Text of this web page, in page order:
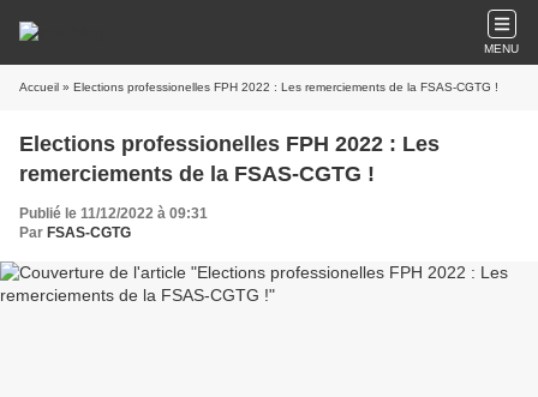
MENU
Accueil » Elections professionelles FPH 2022 : Les remerciements de la FSAS-CGTG !
Elections professionelles FPH 2022 : Les
remerciements de la FSAS-CGTG !
Publié le 11/12/2022 à 09:31
Par FSAS-CGTG